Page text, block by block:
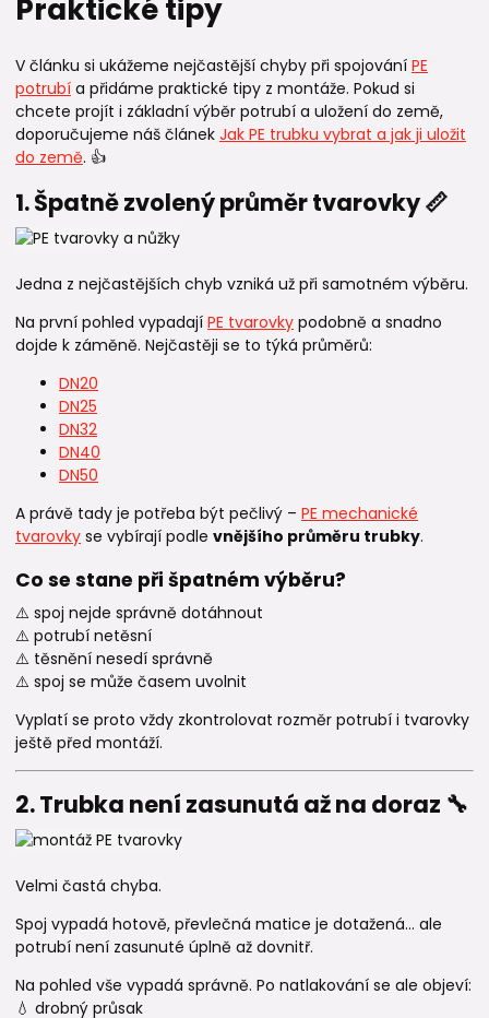
Praktické tipy
V článku si ukážeme nejčastější chyby při spojování PE
potrubí a přidáme praktické tipy z montáže. Pokud si
chcete projít i základní výběr potrubí a uložení do země,
doporučujeme náš článek Jak PE trubku vybrat a jak ji uložit
do země. 👍
1. Špatně zvolený průměr tvarovky 📏
Jedna z nejčastějších chyb vzniká už při samotném výběru.
Na první pohled vypadají PE tvarovky podobně a snadno
dojde k záměně. Nejčastěji se to týká průměrů:
DN20
DN25
DN32
DN40
DN50
A právě tady je potřeba být pečlivý – PE mechanické
tvarovky se vybírají podle vnějšího průměru trubky.
Co se stane při špatném výběru?
⚠️ spoj nejde správně dotáhnout
⚠️ potrubí netěsní
⚠️ těsnění nesedí správně
⚠️ spoj se může časem uvolnit
Vyplatí se proto vždy zkontrolovat rozměr potrubí i tvarovky
ještě před montáží.
2. Trubka není zasunutá až na doraz 🔧
Velmi častá chyba.
Spoj vypadá hotově, převlečná matice je dotažená… ale
potrubí není zasunuté úplně až dovnitř.
Na pohled vše vypadá správně. Po natlakování se ale objeví:
💧 drobný průsak